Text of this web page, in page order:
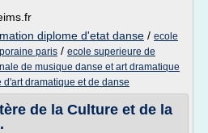
diplome d'etat danse / ecole
paris / ecole superieure de
de musique danse et art dramatique
dramatique et de danse
de la Culture et de la